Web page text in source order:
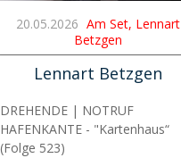
20.05.2026 Am Set, Lennart
Betzgen
Lennart Betzgen
DREHENDE | NOTRUF
HAFENKANTE - "Kartenhaus“
(Folge 523)